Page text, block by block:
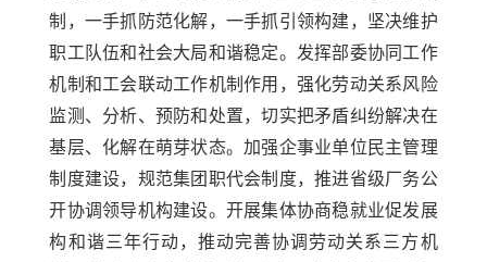
制，一手抓防范化解，一手抓引领构建，坚决维护
职工队伍和社会大局和谐稳定。发挥部委协同工作
机制和工会联动工作机制作用，强化劳动关系风险
监测、分析、预防和处置，切实把矛盾纠纷解决在
基层、化解在萌芽状态。加强企事业单位民主管理
制度建设，规范集团职代会制度，推进省级厂务公
开协调领导机构建设。开展集体协商稳就业促发展
构和谐三年行动，推动完善协调劳动关系三方机